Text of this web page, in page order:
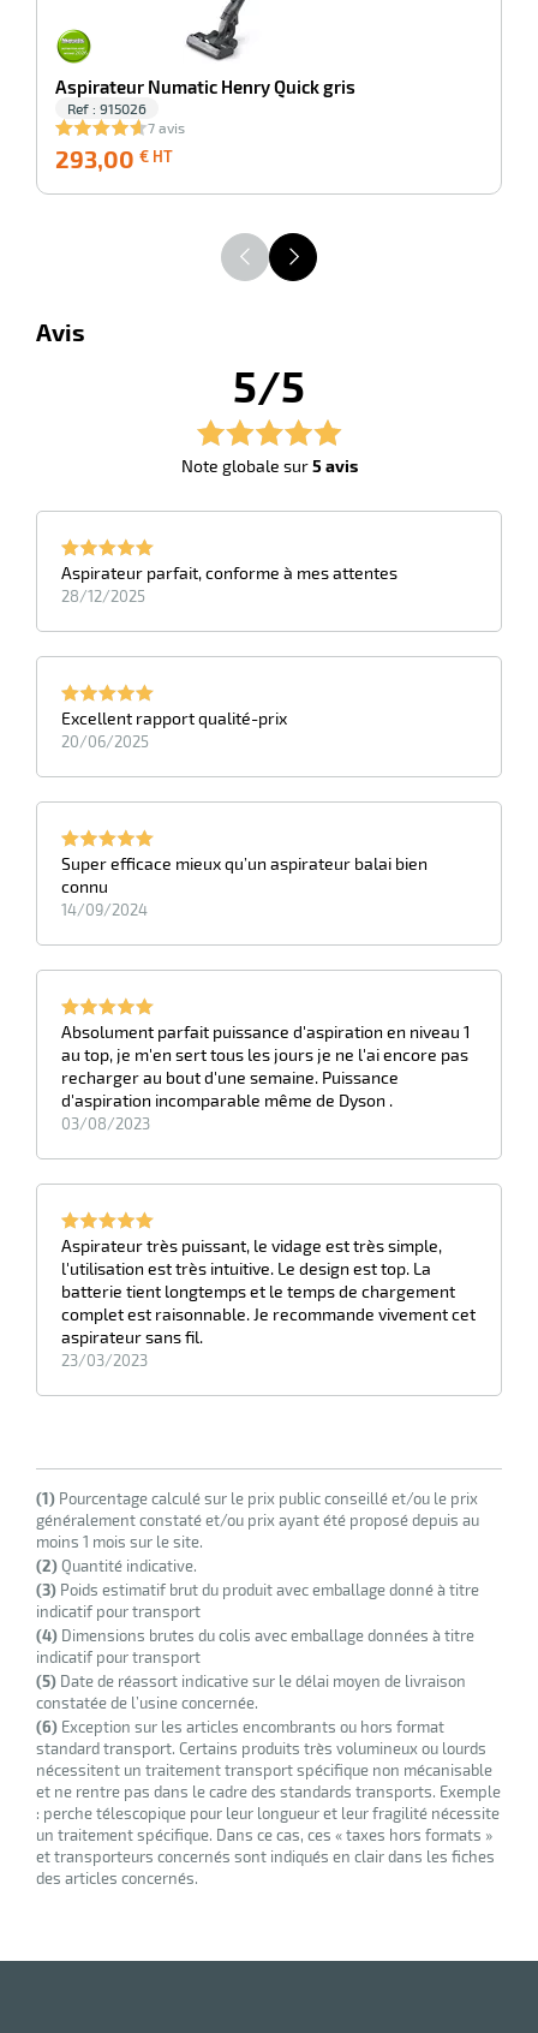
Aspirateur Numatic Henry Quick gris
Ref : 915026
7 avis
293,00 € HT
HT
Avis
5/5
Note globale sur5 avis
Aspirateur parfait, conforme à mes attentes
28/12/2025
Excellent rapport qualité-prix
20/06/2025
Super efficace mieux qu’un aspirateur balai bien
connu
14/09/2024
Absolument parfait puissance d'aspiration en niveau 1
au top, je m'en sert tous les jours je ne l'ai encore pas
recharger au bout d'une semaine. Puissance
d'aspiration incomparable même de Dyson .
03/08/2023
Aspirateur très puissant, le vidage est très simple,
l'utilisation est très intuitive. Le design est top. La
batterie tient longtemps et le temps de chargement
complet est raisonnable. Je recommande vivement cet
aspirateur sans fil.
23/03/2023
(1) Pourcentage calculé sur le prix public conseillé et/ou le prix
généralement constaté et/ou prix ayant été proposé depuis au
moins 1 mois sur le site.
(2)Quantité indicative.
(3) Poids estimatif brut du produit avec emballage donné à titre
indicatif pour transport
(4) Dimensions brutes du colis avec emballage données à titre
indicatif pour transport
(5) Date de réassort indicative sur le délai moyen de livraison
constatée de l’usine concernée.
(6) Exception sur les articles encombrants ou hors format
standard transport. Certains produits très volumineux ou lourds
nécessitent un traitement transport spécifique non mécanisable
et ne rentre pas dans le cadre des standards transports. Exemple
: perche télescopique pour leur longueur et leur fragilité nécessite
un traitement spécifique. Dans ce cas, ces « taxes hors formats »
et transporteurs concernés sont indiqués en clair dans les fiches
des articles concernés.